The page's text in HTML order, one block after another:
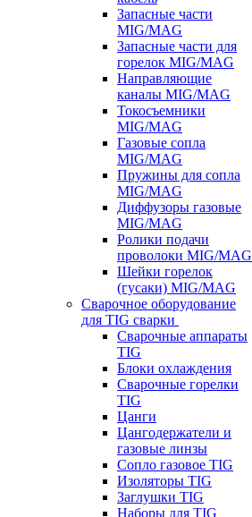
Запасные части
MIG/MAG
Запасные части для
горелок MIG/MAG
Направляющие
каналы MIG/MAG
Токосъемники
MIG/MAG
Газовые сопла
MIG/MAG
Пружины для сопла
MIG/MAG
Диффузоры газовые
MIG/MAG
Ролики подачи
проволоки MIG/MAG
Шейки горелок
(гусаки) MIG/MAG
Сварочное оборудование
для TIG сварки
Сварочные аппараты
TIG
Блоки охлаждения
Сварочные горелки
TIG
Цанги
Цангодержатели и
газовые линзы
Сопло газовое TIG
Изоляторы TIG
Заглушки TIG
Наборы для TIG